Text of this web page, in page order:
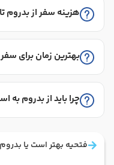
هزینه سفر از بدروم
بهترین زمان برای
چرا باید از بدروم به
فتحیه بهتر است یا بدروم